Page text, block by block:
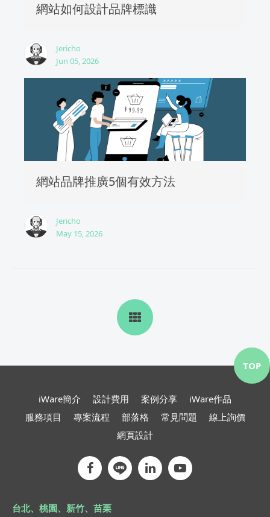
網站如何設計品牌標識
Jericho
Jun 05, 2026
網站品牌推廣5個有效方法
Jericho
May 15, 2026
iWare簡介 設計費用 案例分享
iWare作品
服務項目
專案流程 部落格 常見問題
線上詢價
網頁設計
台北、桃園、新竹、苗栗
TOP